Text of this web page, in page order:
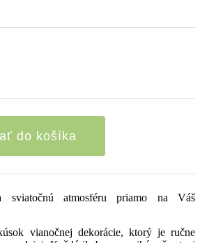
do košíka
sviatočnú atmosféru priamo na Váš
vianočnej dekorácie, ktorý je ručne